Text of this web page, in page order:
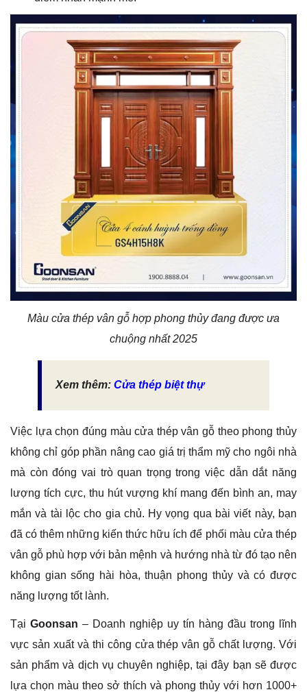
Màu cửa thép vân gỗ hợp phong thủy đang được ưa
chuộng nhất 2025
Xem thêm: Cửa thép biệt thự
Việc lựa chọn đúng màu cửa thép vân gỗ theo phong thủy
không chỉ góp phần nâng cao giá trị thẩm mỹ cho ngôi nhà
mà còn đóng vai trò quan trọng trong việc dẫn dắt năng
lượng tích cực, thu hút vượng khí mang đến bình an, may
mắn và tài lộc cho gia chủ. Hy vọng qua bài viết này, bạn
đã có thêm những kiến thức hữu ích để phối màu cửa thép
vân gỗ phù hợp với bản mệnh và hướng nhà từ đó tạo nên
không gian sống hài hòa, thuận phong thủy và có được
năng lượng tốt lành.
Tại Goonsan – Doanh nghiệp uy tín hàng đầu trong lĩnh
vực sản xuất và thi công cửa thép vân gỗ chất lượng. Với
sản phẩm và dịch vụ chuyên nghiệp, tại đây bạn sẽ được
lựa chọn màu theo sở thích và phong thủy với hơn 1000+